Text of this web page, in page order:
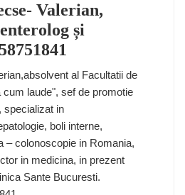
Valerian,
și
al Facultatii de
laude", sef de promotie
specializat in
boli interne,
– colonoscopie in Romania,
in medicina, in prezent
Sante Bucuresti.